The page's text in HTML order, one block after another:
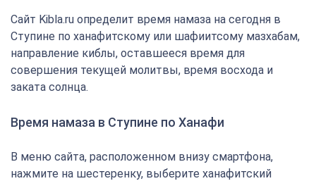
Сайт Kibla.ru определит время намаза на сегодня в
Ступине по ханафитскому или шафиитсому мазхабам,
направление киблы, оставшееся время для
совершения текущей молитвы, время восхода и
заката солнца.
Время намаза в Ступине по Ханафи
В меню сайта, расположенном внизу смартфона,
нажмите на шестеренку, выберите ханафитский